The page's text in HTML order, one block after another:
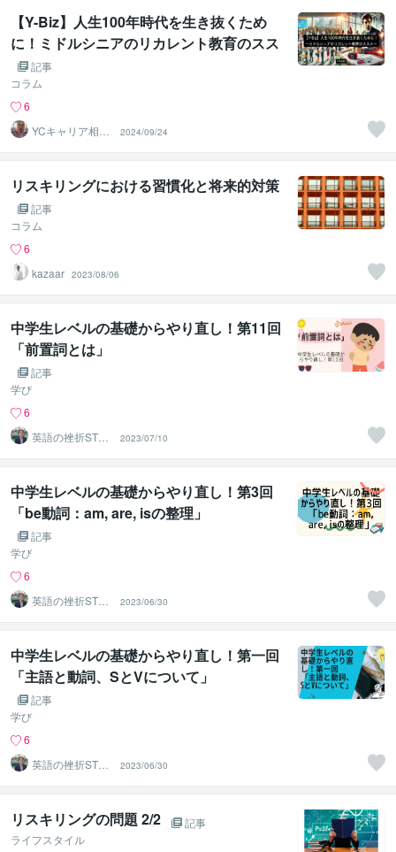
【Y-Biz】人生100年時代を生き抜くため
に！ミドルシニアのリカレント教育のスス
メ 記事
コラム
6
YCキャリア相談
2024/09/24
リスキリングにおける習慣化と将来的対策
記事
コラム
6
kazaar 2023/08/06
中学生レベルの基礎からやり直し！第11回
「前置詞とは」
記事
学び
6
英語の挫折STO
P！伴走コーチ中
村
2023/07/10
中学生レベルの基礎からやり直し！第3回
「be動詞：am, are, isの整理」
記事
学び
6
英語の挫折STO
P！伴走コーチ中
村
2023/06/30
中学生レベルの基礎からやり直し！第一回
「主語と動詞、SとVについて」
記事
学び
6
英語の挫折STO
P！伴走コーチ中
村
2023/06/30
リスキリングの問題 2/2
記事
ライフスタイル